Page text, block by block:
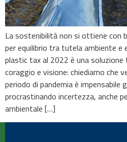
La sostenibilità non si ottiene con
per equilibrio tra tutela ambiente e
plastic tax al 2022 è una
coraggio e visione: chiediamo che
periodo di pandemia è impensabile
procrastinando incertezza, anche
ambientale […]